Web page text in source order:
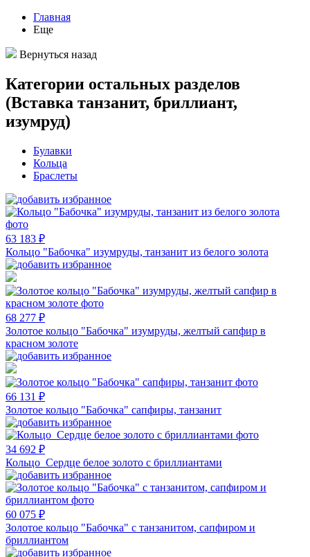
Главная
Еще
Вернуться назад
Категории остальных разделов
(Вставка танзанит, бриллиант,
изумруд)
Булавки
Кольца
Браслеты
63 183 ₽
Кольцо "Бабочка" изумруды, танзанит из белого золота
68 277 ₽
Золотое кольцо "Бабочка" изумруды, желтый сапфир в
красном золоте
66 131 ₽
Золотое кольцо "Бабочка" сапфиры, танзанит
34 692 ₽
Кольцо Сердце белое золото с бриллиантами
60 075 ₽
Золотое кольцо "Бабочка" с танзанитом, сапфиром и
бриллиантом